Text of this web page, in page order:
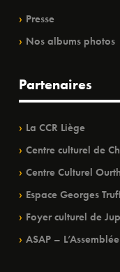
Presse
Nos albums photos
Partenaires
La CCR Liège
Centre culturel de
Centre Culturel
Espace Georges
Foyer culturel de
ASAP –